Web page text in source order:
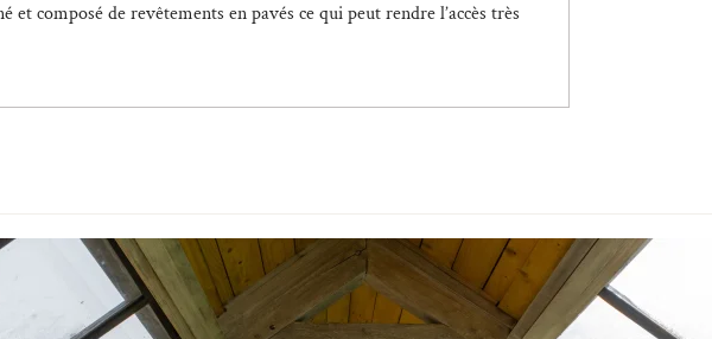
et composé de revêtements en pavés ce qui peut rendre l’accès très